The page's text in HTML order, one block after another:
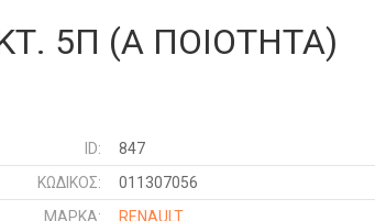
5Π (Α ΠΟΙΟΤΗΤΑ)
ID:
847
ΚΩΔΙΚΌΣ:
011307056
ΜΑΡΚΑ:
RENAULT